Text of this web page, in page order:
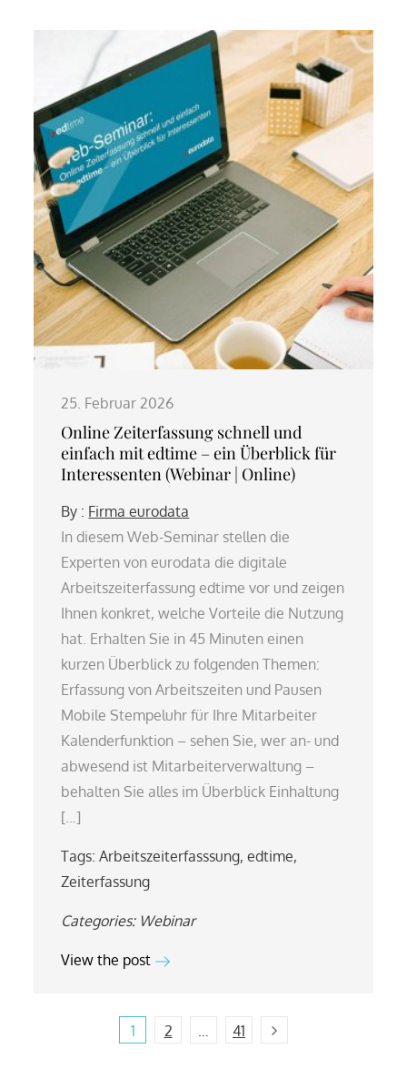
25. Februar 2026
Online Zeiterfassung schnell und
einfach mit edtime – ein Überblick für
Interessenten (Webinar | Online)
By : Firma eurodata
In diesem Web-Seminar stellen die
Experten von eurodata die digitale
Arbeitszeiterfassung edtime vor und zeigen
Ihnen konkret, welche Vorteile die Nutzung
hat. Erhalten Sie in 45 Minuten einen
kurzen Überblick zu folgenden Themen:
Erfassung von Arbeitszeiten und Pausen
Mobile Stempeluhr für Ihre Mitarbeiter
Kalenderfunktion – sehen Sie, wer an- und
abwesend ist Mitarbeiterverwaltung –
behalten Sie alles im Überblick Einhaltung
[…]
Tags:Arbeitszeiterfasssung,edtime,
Zeiterfassung
Categories: Webinar
View the post
Beitragsnavigation
1 2 … 41 Next